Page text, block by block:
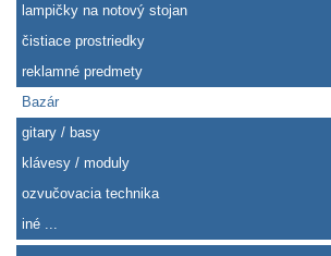
lampičky na notový stojan
čistiace prostriedky
reklamné predmety
Bazár
gitary / basy
klávesy / moduly
ozvučovacia technika
iné ...